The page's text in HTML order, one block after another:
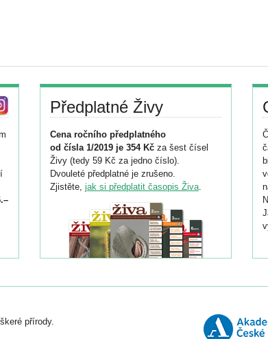
Předplatné Živy
Cena ročního předplatného
od čísla 1/2019 je 354 Kč za šest čísel
Živy (tedy 59 Kč za jedno číslo).
Dvouleté předplatné je zrušeno.
Zjistěte, jak si předplatit časopis Živa.
přírody.